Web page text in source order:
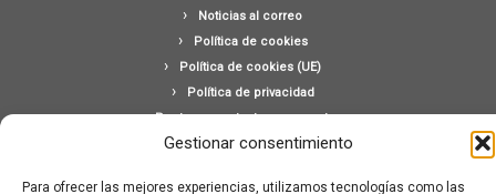
Gestionar consentimiento
Para ofrecer las mejores experiencias, utilizamos tecnologías como las
Noticias al correo
Política de cookies
Política de cookies (UE)
Política de privacidad
Ponte en contacto con nosotros